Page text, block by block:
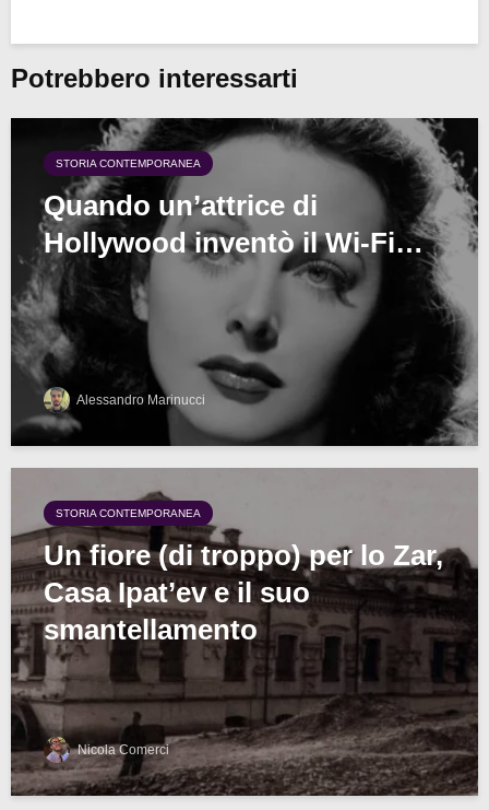
Potrebbero interessarti
STORIA CONTEMPORANEA
Quando un’attrice di
Hollywood inventò il Wi-Fi…
Alessandro Marinucci
STORIA CONTEMPORANEA
Un fiore (di troppo) per lo Zar,
Casa Ipat’ev e il suo
smantellamento
Nicola Comerci